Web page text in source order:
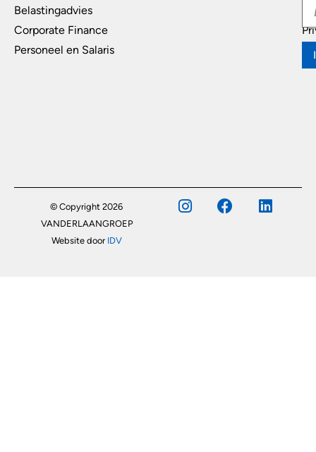
Belastingadvies
Corporate Finance
Personeel en Salaris
© Copyright 2026
VANDERLAANGROEP
Website door IDV